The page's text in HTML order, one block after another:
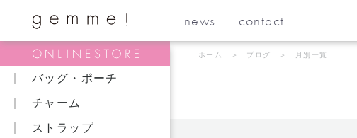
news contact
バッグ・ポーチ
チャーム
ストラップ
ホーム ＞ ブログ ＞ 月別一覧